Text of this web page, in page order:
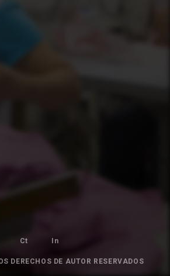
Ct In
DERECHOS DE AUTOR RESERVADOS